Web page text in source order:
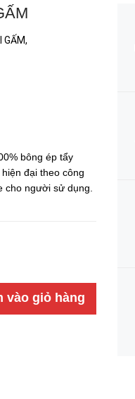
GẤM,
bông ép tẩy
đại theo công
cho người sử dụng.
vào giỏ hàng